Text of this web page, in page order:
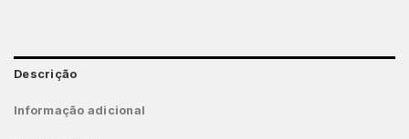
Descrição
Informação adicional